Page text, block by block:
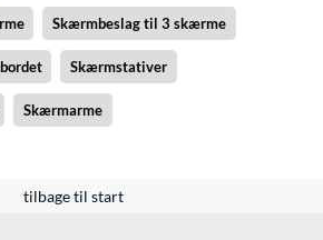
Skærmbeslag til 3 skærme
Skærmstativer
Skærmarme
tilbage til start